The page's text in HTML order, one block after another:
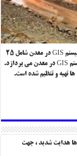
پاورپوینت کاربرد سیستم GIS در معدن پاورپوینت کاربرد سیستم GIS در معدن شامل ۲۵
اسلاید با فرمت PPT است که به معرفی و بررسی کاربرد سیستم GIS در معدن می پردازد.
تهیه و تنظیم شده است.
ها هدایت شدید ، جهت